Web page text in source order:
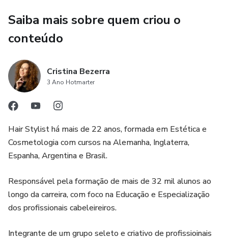
E com estas mudanças, mudam também os desejos dos
seus clientes.
Você precisa estar inserido nesta constante evolução!
Agora é hora de você seguir seu sonho, de ser ousado e
reagir..
É hora de você celebrar todo o propósito que combina com
você..
você deseja..
Eu quero te apoiar neste processo evolutivo, na sua jornada
Saiba mais sobre quem criou o
conteúdo
Cristina Bezerra
3 Ano Hotmarter
Hair Stylist há mais de 22 anos, formada em Estética e
Cosmetologia com cursos na Alemanha, Inglaterra,
Espanha, Argentina e Brasil.
Responsável pela formação de mais de 32 mil alunos ao
longo da carreira, com foco na Educação e Especialização
dos profissionais cabeleireiros.
Integrante de um grupo seleto e criativo de profissioinais